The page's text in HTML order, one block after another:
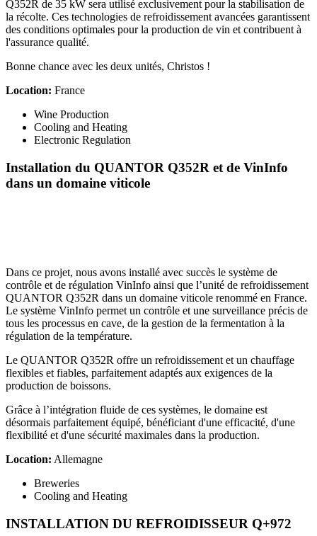
Q352R de 35 kW sera utilisé exclusivement pour la stabilisation de
la récolte. Ces technologies de refroidissement avancées garantissent
des conditions optimales pour la production de vin et contribuent à
l'assurance qualité.
Bonne chance avec les deux unités, Christos !
Location: France
Wine Production
Cooling and Heating
Electronic Regulation
Installation du QUANTOR Q352R et de VinInfo
dans un domaine viticole
Dans ce projet, nous avons installé avec succès le système de
contrôle et de régulation VinInfo ainsi que l’unité de refroidissement
QUANTOR Q352R dans un domaine viticole renommé en France.
Le système VinInfo permet un contrôle et une surveillance précis de
tous les processus en cave, de la gestion de la fermentation à la
régulation de la température.
Le QUANTOR Q352R offre un refroidissement et un chauffage
flexibles et fiables, parfaitement adaptés aux exigences de la
production de boissons.
Grâce à l’intégration fluide de ces systèmes, le domaine est
désormais parfaitement équipé, bénéficiant d'une efficacité, d'une
flexibilité et d'une sécurité maximales dans la production.
Location: Allemagne
Breweries
Cooling and Heating
INSTALLATION DU REFROIDISSEUR Q+972